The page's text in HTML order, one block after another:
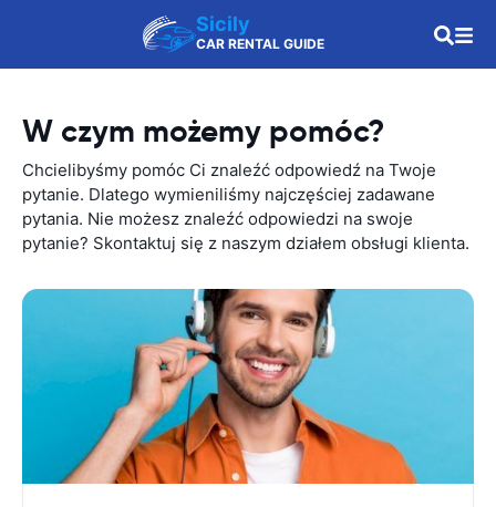
Sicily
CAR RENTAL GUIDE
W czym możemy pomóc?
Chcielibyśmy pomóc Ci znaleźć odpowiedź na Twoje
pytanie. Dlatego wymieniliśmy najczęściej zadawane
pytania. Nie możesz znaleźć odpowiedzi na swoje
pytanie? Skontaktuj się z naszym działem obsługi klienta.